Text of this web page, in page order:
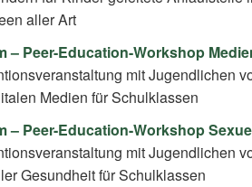
aller Art
– Peer-Education-Workshop
mit Jugendlichen
Medien für Schulklassen
– Peer-Education-Workshop
mit Jugendlichen
Gesundheit für Schulklassen